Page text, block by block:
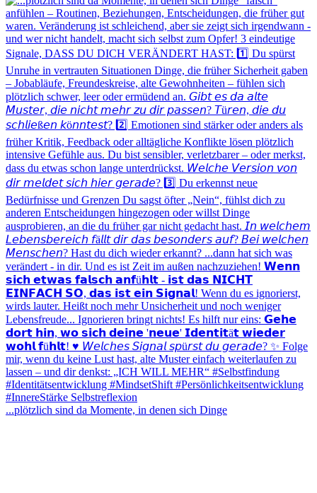
...plötzlich sind da Momente, in denen sich Dinge